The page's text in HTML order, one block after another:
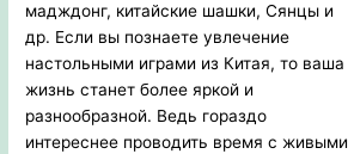
мадждонг, китайские шашки, Сянцы и
др. Если вы познаете увлечение
настольными играми из Китая, то ваша
жизнь станет более яркой и
разнообразной. Ведь гораздо
интереснее проводить время с живыми